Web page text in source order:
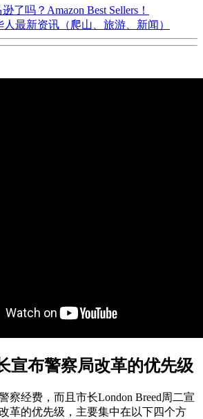
了吗？Amazon Best Sellers！
最新资讯（爬山、旅游、新闻）
宣布警察局改革的优先级
察经费，而且市长London Breed周二宣
革的优先级，主要集中在以下四个方